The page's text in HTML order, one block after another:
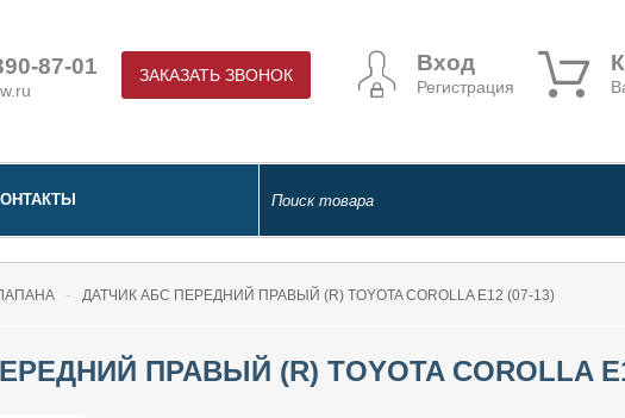
87-01 ЗАКАЗАТЬ ЗВОНОК Вход
Регистрация
ДАТЧИК АБС ПЕРЕДНИЙ ПРАВЫЙ (R) TOYOTA COROLLA E12 (07-13)
ПРАВЫЙ (R) TOYOTA COROLLA